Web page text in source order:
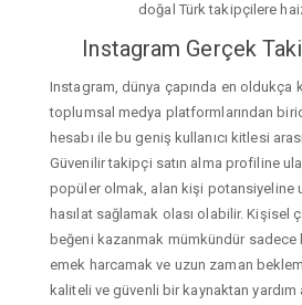
doğal Türk takipçilere
Instagram Gerçek
Instagram, dünya çapında en oldukça
toplumsal medya platformlarından
hesabı ile bu geniş kullanıcı kitlesi
Güvenilir takipçi satın alma profiline
popüler olmak, alan kişi potansiyeline
hasılat sağlamak olası olabilir. Kişisel
beğeni kazanmak mümkündür
emek harcamak ve uzun zaman
kaliteli ve güvenli bir kaynaktan yardım